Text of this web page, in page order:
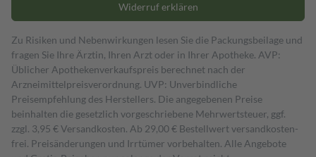
Widerruf erklären
Zu Risiken und Nebenwirkungen lesen Sie die Packungsbeilage und
fragen Sie Ihre Ärztin, Ihren Arzt oder in Ihrer Apotheke. AVP:
Üblicher Apothekenverkaufspreis berechnet nach der
Arzneimittelpreisverordnung. UVP: Unverbindliche
Preisempfehlung des Herstellers. Die angegebenen Preise
beinhalten die gesetzlich vorgeschriebene Mehrwertsteuer, ggf.
zzgl. 3,95 € Versandkosten. Ab 29,00 € Bestell­wert versand­kosten­
frei. Preisänderungen und Irrtümer vorbehalten. Alle Angebote